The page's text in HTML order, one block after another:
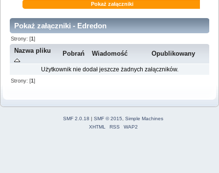
Pokaż załączniki
Pokaż załączniki - Edredon
Strony: [1]
Nazwa pliku Pobrań Wiadomość Opublikowany
Użytkownik nie dodał jeszcze żadnych załączników.
Strony: [1]
SMF 2.0.18 | SMF © 2015
Simple Machines
XHTML
RSS WAP2